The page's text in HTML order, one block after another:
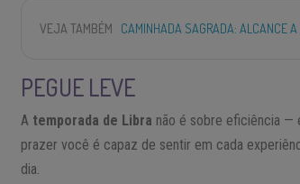
VEJA TAMBÉM CAMINHADA SAGRADA: ALCANCE
PEGUE LEVE
A temporada de Libra não é sobre eficiência —
prazer você é capaz de sentir em cada
dia.